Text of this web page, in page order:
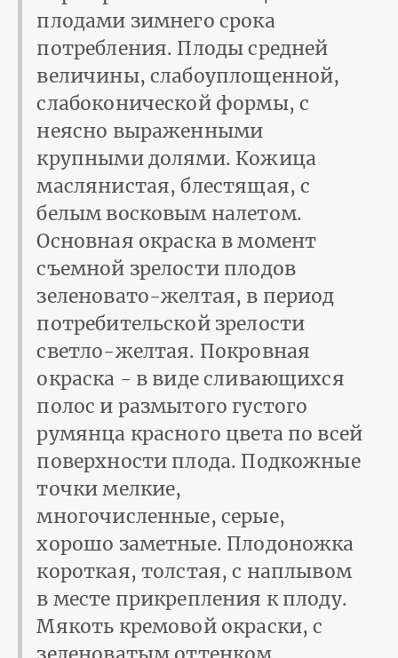
плодами зимнего срока
потребления. Плоды средней
величины, слабоуплощенной,
слабоконической формы, с
неясно выраженными
крупными долями. Кожица
маслянистая, блестящая, с
белым восковым налетом.
Основная окраска в момент
съемной зрелости плодов
зеленовато-желтая, в период
потребительской зрелости
светло-желтая. Покровная
окраска - в виде сливающихся
полос и размытого густого
румянца красного цвета по всей
поверхности плода. Подкожные
точки мелкие,
многочисленные, серые,
хорошо заметные. Плодоножка
короткая, толстая, с наплывом
в месте прикрепления к плоду.
Мякоть кремовой окраски, с